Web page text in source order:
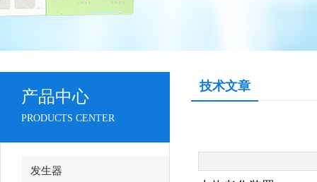
产品中心
PRODUCTS CENTER
发生器
技术文章